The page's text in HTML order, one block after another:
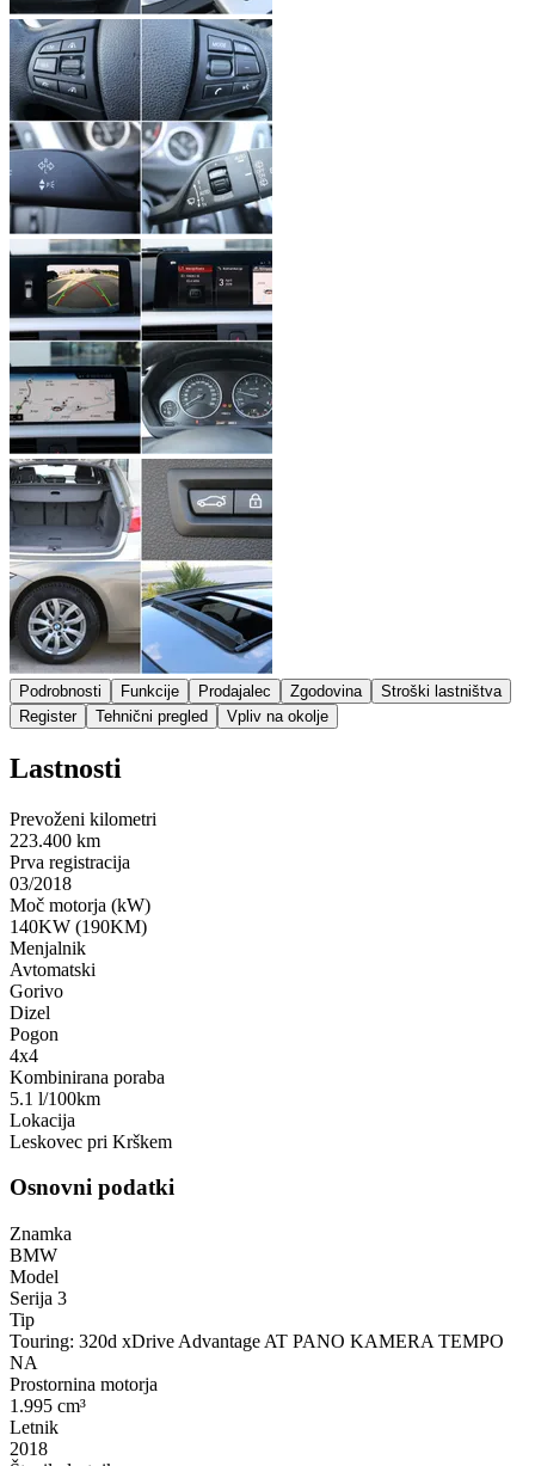
Podrobnosti Funkcije Prodajalec Zgodovina
Stroški lastništva
Register
Tehnični pregled Vpliv na okolje
Lastnosti
Prevoženi kilometri
223.400 km
Prva registracija
03/2018
Moč motorja (kW)
140KW (190KM)
Menjalnik
Avtomatski
Gorivo
Dizel
Pogon
4x4
Kombinirana poraba
5.1 l/100km
Lokacija
Leskovec pri Krškem
Osnovni podatki
Znamka
BMW
Model
Serija 3
Tip
Touring: 320d xDrive Advantage AT PANO KAMERA TEMPO
NA
Prostornina motorja
1.995 cm³
Letnik
2018